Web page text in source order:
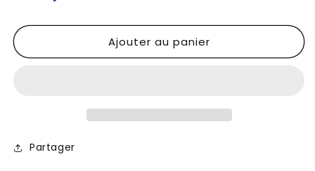
Ajouter au panier
Partager